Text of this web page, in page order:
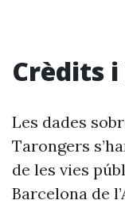
Crèdits
Les dades
Tarongers
de les vies
Barcelona de